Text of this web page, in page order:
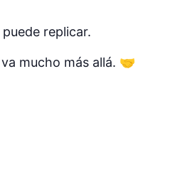
replicar.
mucho más allá. 🤝